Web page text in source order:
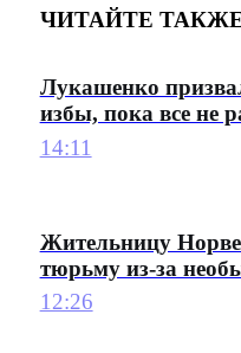
ЧИТАЙТЕ
Лукашенко
избы, пока все не
14:11
Жительницу
тюрьму из-за
12:26